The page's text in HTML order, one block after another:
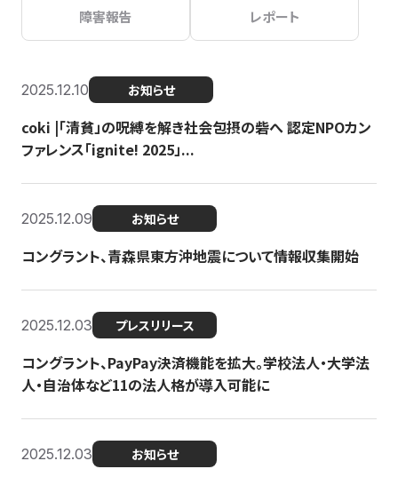
障害報告 レポート
2025.12.10 お知らせ
coki |「清貧」の呪縛を解き社会包摂の砦へ 認定NPOカン
ファレンス「ignite! 2025」...
2025.12.09 お知らせ
コングラント、青森県東方沖地震について情報収集開始
2025.12.03 プレスリリース
コングラント、PayPay決済機能を拡大。学校法人・大学法
人・自治体など11の法人格が導入可能に
2025.12.03 お知らせ